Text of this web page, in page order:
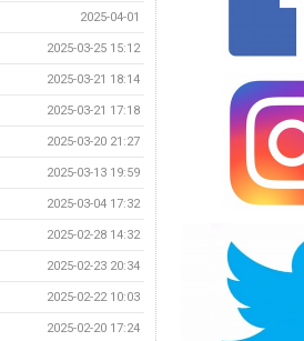
2025-04-01
2025-03-25 15:12
2025-03-21 18:14
2025-03-21 17:18
2025-03-20 21:27
2025-03-13 19:59
2025-03-04 17:32
2025-02-28 14:32
2025-02-23 20:34
2025-02-22 10:03
2025-02-20 17:24